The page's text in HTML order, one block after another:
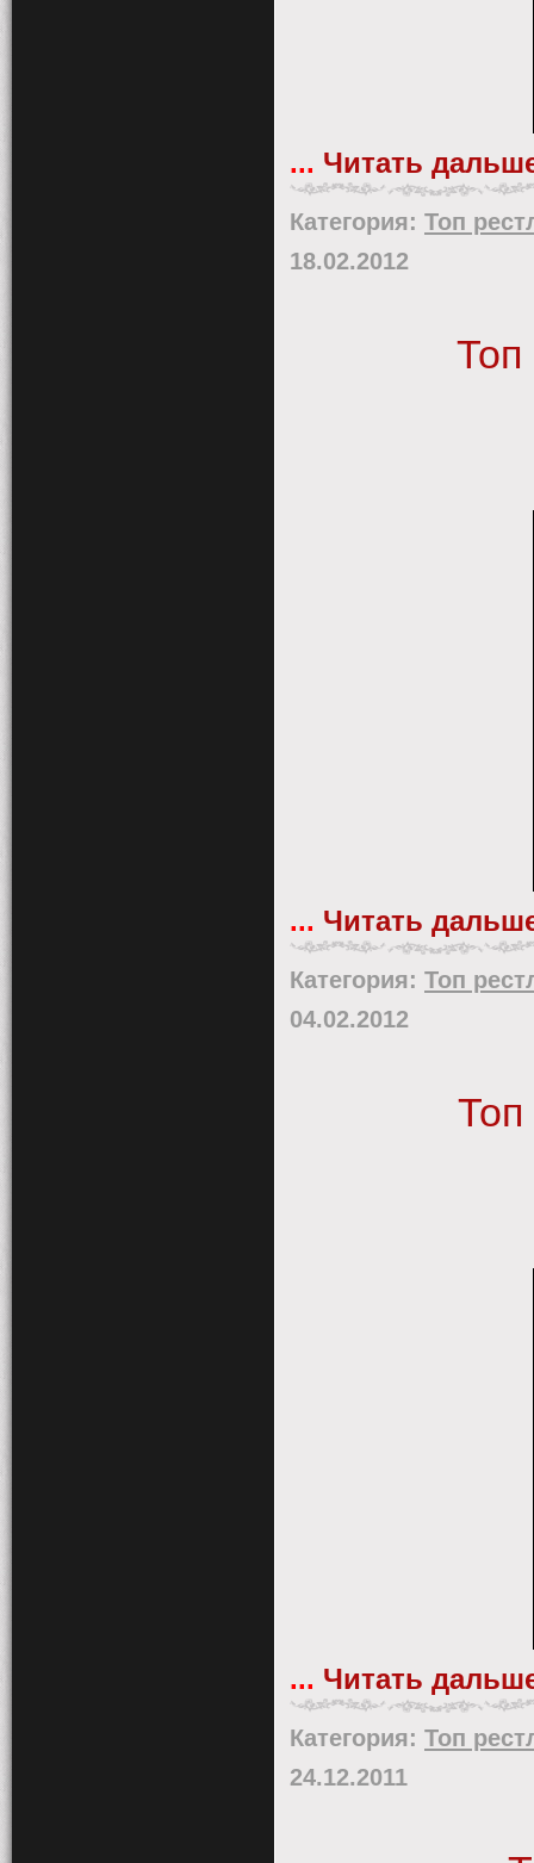
... Читать
Категория: Топ
18.02.2012
Топ
... Читать
Категория: Топ
04.02.2012
Топ
... Читать
Категория: Топ
24.12.2011